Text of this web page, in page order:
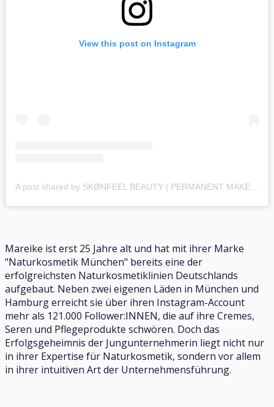
View this post on Instagram
Mareike ist erst 25 Jahre alt und hat mit ihrer Marke
"Naturkosmetik München" bereits eine der
erfolgreichsten Naturkosmetiklinien Deutschlands
aufgebaut. Neben zwei eigenen Läden in München und
Hamburg erreicht sie über ihren Instagram-Account
mehr als 121.000 Follower:INNEN, die auf ihre Cremes,
Seren und Pflegeprodukte schwören. Doch das
Erfolgsgeheimnis der Jungunternehmerin liegt nicht nur
in ihrer Expertise für Naturkosmetik, sondern vor allem
in ihrer intuitiven Art der Unternehmensführung.